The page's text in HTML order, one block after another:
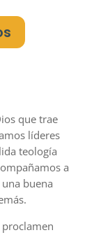
que trae
líderes
teología
a
buena